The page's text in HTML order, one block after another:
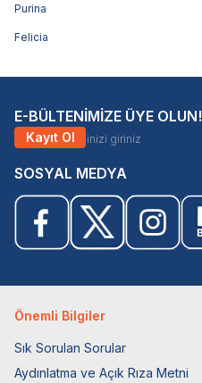
Purina
Felicia
E-BÜLTENİMİZE ÜYE OLUN!
Kayıt Ol
SOSYAL MEDYA
Önemli Bilgiler
Sık Sorulan Sorular
Aydınlatma ve Açık Rıza Metni